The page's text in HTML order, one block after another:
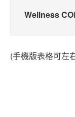
Wellness
(手機版表格可左